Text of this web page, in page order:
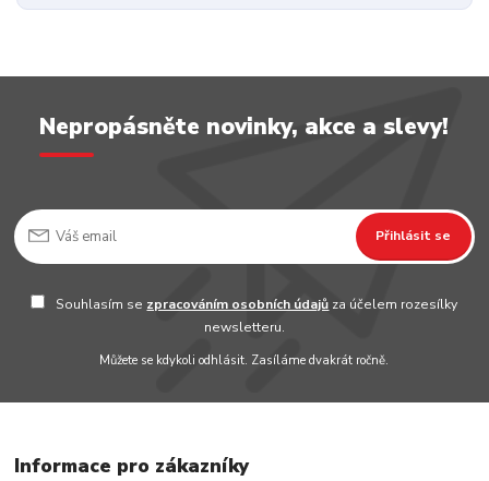
Nepropásněte novinky, akce a slevy!
Přihlásit se
Souhlasím se zpracováním osobních údajů za účelem rozesílky
newsletteru.
Můžete se kdykoli odhlásit. Zasíláme dvakrát ročně.
Informace pro zákazníky